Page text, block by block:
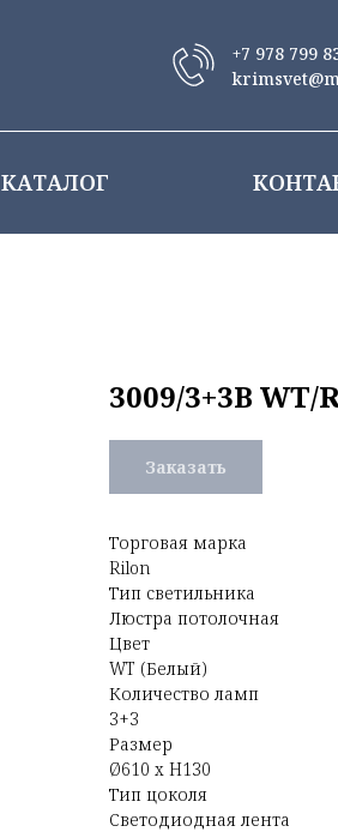
+7 978 799
КАТАЛОГ
3009/3+3B WT/
Заказать
Торговая марка
Rilon
Тип светильника
Люстра потолочная
Цвет
WT (Белый)
Количество ламп
3+3
Размер
Ø610 x H130
Тип цоколя
Светодиодная лента